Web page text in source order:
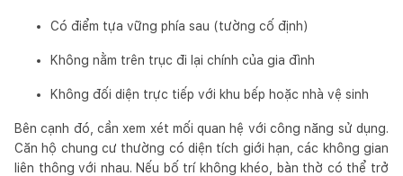
Có điểm tựa vững phía sau (tường cố định)
Không nằm trên trục đi lại chính của gia đình
Không đối diện trực tiếp với khu bếp hoặc nhà vệ sinh
Bên cạnh đó, cần xem xét mối quan hệ với công năng sử dụng.
Căn hộ chung cư thường có diện tích giới hạn, các không gian
liên thông với nhau. Nếu bố trí không khéo, bàn thờ có thể trở